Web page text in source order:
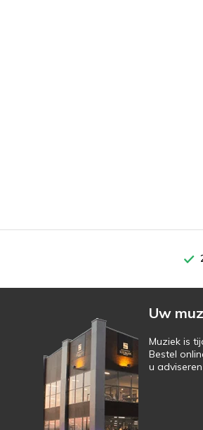
Uw
Muziek is
Bestel
u